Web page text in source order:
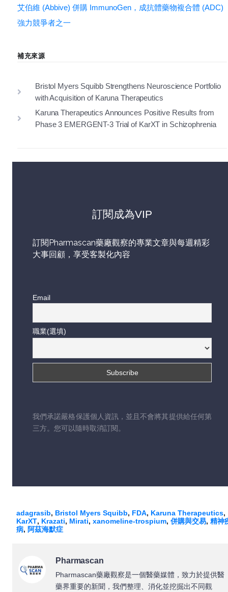
艾伯維 (Abbive) 併購 ImmunoGen，成抗體藥物複合體 (ADC)
強力競爭者之一
補充來源
Bristol Myers Squibb Strengthens Neuroscience Portfolio
with Acquisition of Karuna Therapeutics
Karuna Therapeutics Announces Positive Results from
Phase 3 EMERGENT-3 Trial of KarXT in Schizophrenia
訂閱成為VIP
訂閱Pharmascan藥廠觀察的專業文章與每週精彩
大事回顧，享受客製化內容
Email
職業(選填)
我們承諾嚴格保護個人資訊，並且不會將其提供給任何第
三方。您可以隨時取消訂閱。
adagrasib, Bristol Myers Squibb, FDA, Karuna Therapeutics,
KarXT, Krazati, Mirati, xanomeline-trospium, 併購與交易, 精神
病, 阿茲海默症
Pharmascan
Pharmascan藥廠觀察是一個醫藥媒體，致力於提供醫
藥界重要的新聞，我們整理、消化並挖掘出不同觀